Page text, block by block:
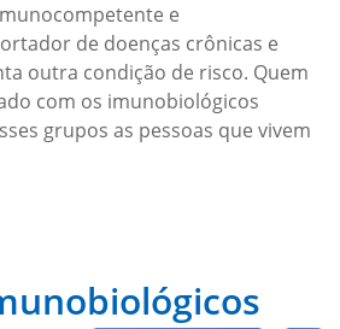
e
de doenças crônicas e
outra condição de risco. Quem
com os imunobiológicos
grupos as pessoas que vivem